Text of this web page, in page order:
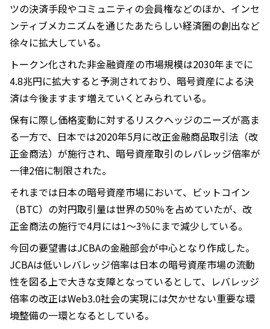
ツの決済手段やコミュニティの会員権などのほか、インセ
ンティブメカニズムを通じたあたらしい経済圏の創出など
徐々に拡大している。
トークン化された非金融資産の市場規模は2030年までに
4.8兆円に拡大すると予測されており、暗号資産による決
済は今後ますます増えていくとみられている。
保有に際し価格変動に対するリスクヘッジのニーズが高ま
る一方で、日本では2020年5月に改正金融商品取引法（改
正金商法）が施行され、暗号資産取引のレバレッジ倍率が
一律2倍に制限された。
それまでは日本の暗号資産市場において、ビットコイン
（BTC）の対円取引量は世界の50％を占めていたが、改
正金商法の施行で4月には1～3％にまで減少している。
今回の要望書はJCBAの金融部会が中心となり作成した。
JCBAは低いレバレッジ倍率は日本の暗号資産市場の流動
性を図る上で大きな支障となっているとして、レバレッジ
倍率の改正はWeb3.0社会の実現には欠かせない重要な環
境整備の一環となるとしている。